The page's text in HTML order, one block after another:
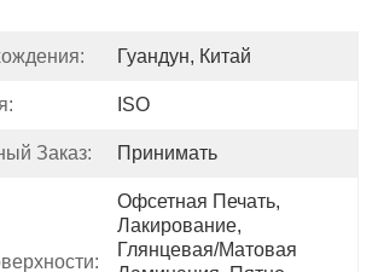
Гуандун, Китай
ISO
Заказ: Принимать
Офсетная Печать,
Лакирование,
Глянцевая/матовая